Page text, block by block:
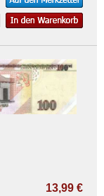
13,99 €